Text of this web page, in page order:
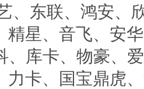
、东联、鸿安、
精星、音飞、安
、库卡、物豪、
力卡、国宝鼎虎